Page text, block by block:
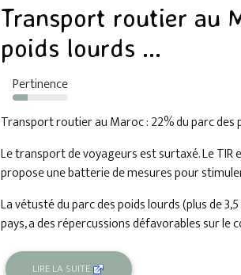
Transport routier au
poids lourds ...
Pertinence
27%
Transport routier au Maroc : 22% du parc des
Le transport de voyageurs est surtaxé. Le TIR
propose une batterie de mesures pour
La vétusté du parc des poids lourds (plus de
pays, a des répercussions défavorables sur le
LIRE LA SUITE